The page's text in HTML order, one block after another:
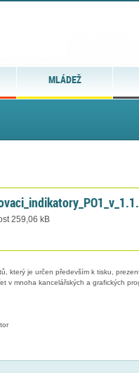
MLÁDEŽ
259,06 kB
který je určen především k tisku,
v mnoha kancelářských a grafických